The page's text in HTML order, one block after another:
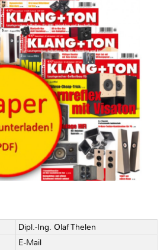
Dipl.-Ing. Olaf Thelen
E-Mail